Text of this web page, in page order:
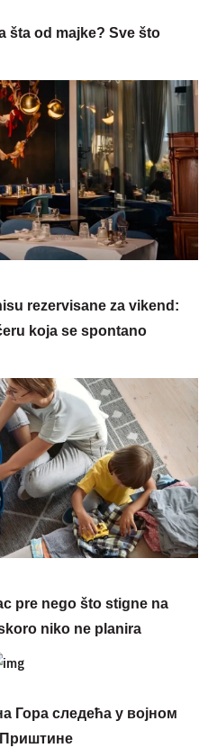
šta od majke? Sve što
rezervisane za vikend:
koja se spontano
pre nego što stigne na
niko ne planira
Гора следећа у војном
Приштине